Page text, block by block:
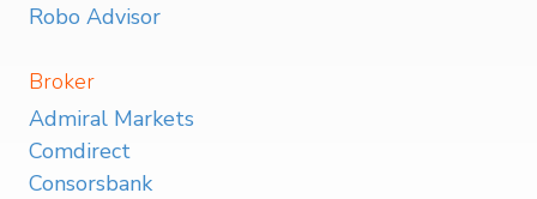
Robo Advisor
Broker
Admiral Markets
Comdirect
Consorsbank